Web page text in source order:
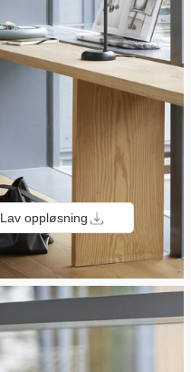
Lav oppløsning